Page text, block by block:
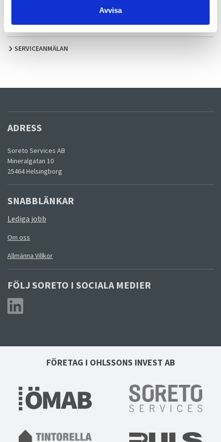
Avvisa
INTEGRITETSPOLICY
SERVICEANMÄLAN
ADRESS
Soreto Services AB
Mineralgatan 10
25464 Helsingborg
SNABBLÄNKAR
Lediga jobb
Om oss
Allmänna Villkor
FÖLJ SORETO I SOCIALA MEDIER
FÖRETAG I OHLSSONS INVEST AB